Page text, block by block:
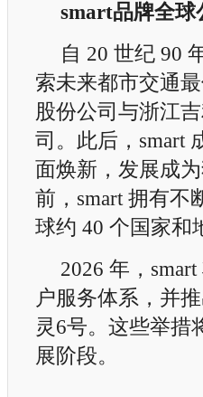
smart品牌全球
自 20 世纪 90
索未来都市交通
股份公司与浙江
司。此后，smart
面焕新，发展成
前，smart 拥有不
球约 40 个国家和
2026 年，
户服务体系，并
灵6号。这些举措
展阶段。